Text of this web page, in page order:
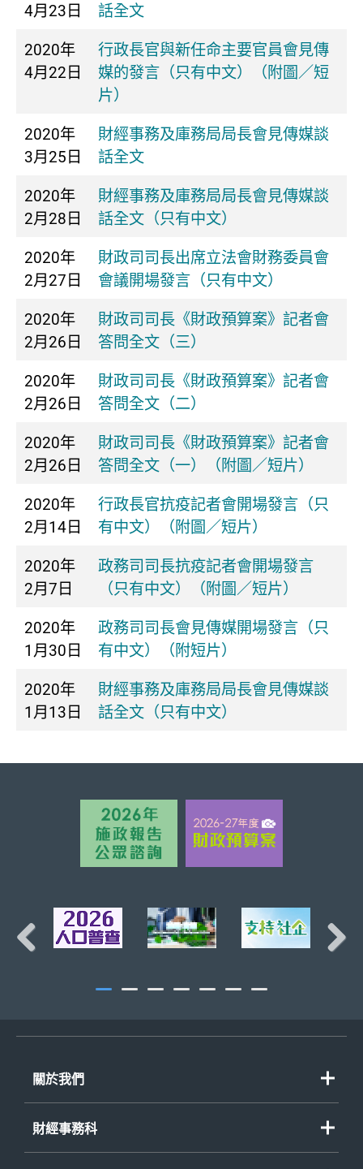
4月23日
話全文
2020年
4月22日
行政長官與新任命主要官員會見傳
媒的發言（只有中文）（附圖／短
片）
2020年
3月25日
財經事務及庫務局局長會見傳媒談
話全文
2020年
2月28日
財經事務及庫務局局長會見傳媒談
話全文（只有中文）
2020年
2月27日
財政司司長出席立法會財務委員會
會議開場發言（只有中文）
2020年
2月26日
財政司司長《財政預算案》記者會
答問全文（三）
2020年
2月26日
財政司司長《財政預算案》記者會
答問全文（二）
2020年
2月26日
財政司司長《財政預算案》記者會
答問全文（一）（附圖／短片）
2020年
2月14日
行政長官抗疫記者會開場發言（只
有中文）（附圖／短片）
2020年
2月7日
政務司司長抗疫記者會開場發言
（只有中文）（附圖／短片）
2020年
1月30日
政務司司長會見傳媒開場發言（只
有中文）（附短片）
2020年
1月13日
財經事務及庫務局局長會見傳媒談
話全文（只有中文）
頁首
關於我們
財經事務科